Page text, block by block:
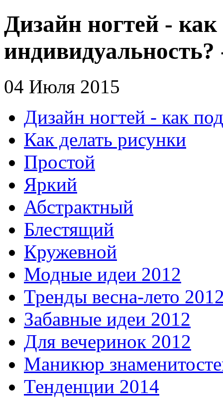
Дизайн ногтей -
04 Июля 2015
Дизайн ногтей - как
Как делать рисунки
Простой
Яркий
Абстрактный
Блестящий
Кружевной
Модные идеи 2012
Тренды весна-лето
Забавные идеи 2012
Для вечеринок 2012
Маникюр
Тенденции 2014